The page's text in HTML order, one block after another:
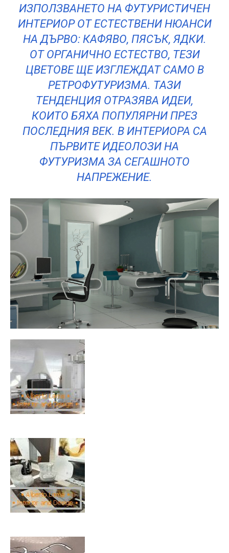
ИЗПОЛЗВАНЕТО НА ФУТУРИСТИЧЕН
ИНТЕРИОР ОТ ЕСТЕСТВЕНИ НЮАНСИ
НА ДЪРВО: КАФЯВО, ПЯСЪК, ЯДКИ.
ОТ ОРГАНИЧНО ЕСТЕСТВО, ТЕЗИ
ЦВЕТОВЕ ЩЕ ИЗГЛЕЖДАТ САМО В
РЕТРОФУТУРИЗМА. ТАЗИ
ТЕНДЕНЦИЯ ОТРАЗЯВА ИДЕИ,
КОИТО БЯХА ПОПУЛЯРНИ ПРЕЗ
ПОСЛЕДНИЯ ВЕК. В ИНТЕРИОРА СА
ПЪРВИТЕ ИДЕОЛОЗИ НА
ФУТУРИЗМА ЗА СЕГАШНОТО
НАПРЕЖЕНИЕ.